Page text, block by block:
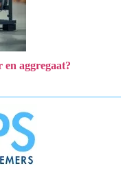
en aggregaat?